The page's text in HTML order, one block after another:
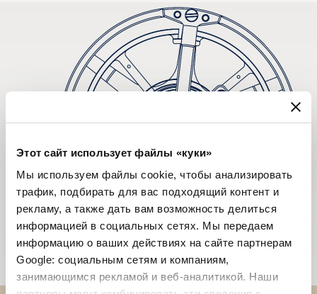
Этот сайт использует файлы «куки»
Мы используем файлы cookie, чтобы анализировать
трафик, подбирать для вас подходящий контент и
рекламу, а также дать вам возможность делиться
информацией в социальных сетях. Мы передаем
информацию о ваших действиях на сайте партнерам
Google: социальным сетям и компаниям,
занимающимся рекламой и веб-аналитикой. Наши